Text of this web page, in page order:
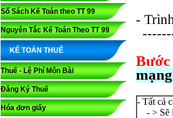
Sổ Sách Kế Toán theo TT 99
Nguyên Tắc Kế Toán Theo TT 99
KẾ TOÁN THUẾ
Thuế - Lệ Phí Môn Bài
Đăng Ký Thuế
Hóa đơn giấy
-
- Tất cả
- > Sẽ